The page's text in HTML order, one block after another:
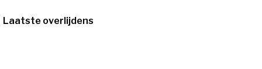
Laatste overlijdens